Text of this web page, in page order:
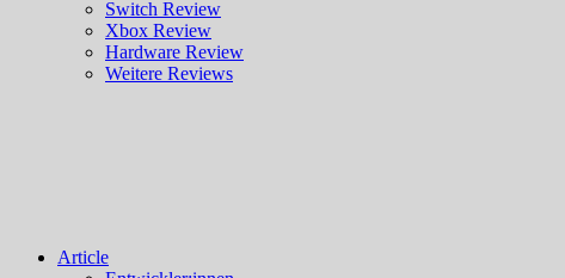
Switch Review
Xbox Review
Hardware Review
Weitere Reviews
Article